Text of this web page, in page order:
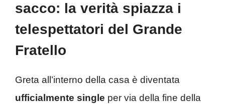
sacco: la verità spiazza i
telespettatori del Grande
Fratello
Greta all’interno della casa è diventata
ufficialmente single per via della fine della